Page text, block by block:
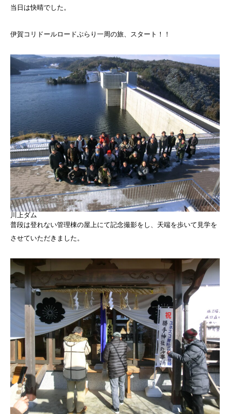
当日は快晴でした。
伊賀コリドールロードぶらり一周の旅、スタート！！
川上ダム
普段は登れない管理棟の屋上にて記念撮影をし、天端を歩いて見学を
させていただきました。